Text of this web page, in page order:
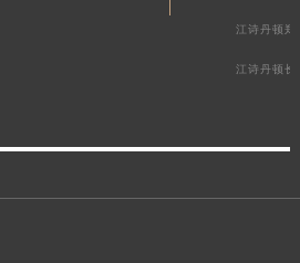
江诗丹顿郑
江诗丹顿长